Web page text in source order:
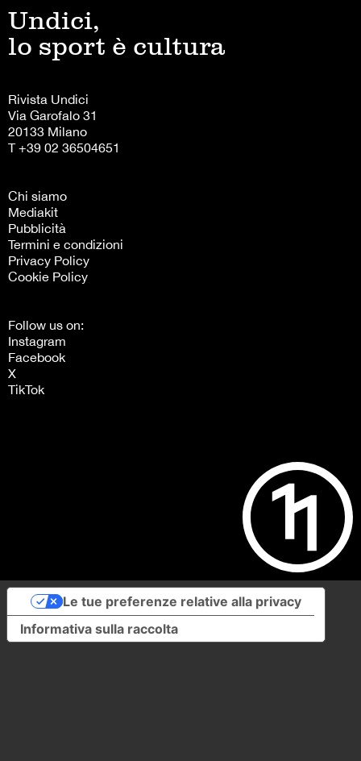
Undici,
lo sport è cultura
Rivista Undici
Via Garofalo 31
20133 Milano
T +39 02 36504651
Chi siamo
Mediakit
Pubblicità
Termini e condizioni
Privacy Policy
Cookie Policy
Follow us on:
Instagram
Facebook
X
TikTok
Informativa sulla raccolta
Le tue preferenze relative alla privacy